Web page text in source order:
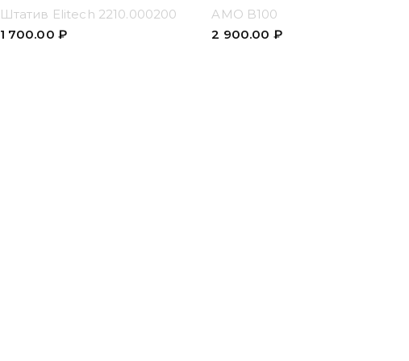
Штатив Elitech 2210.000200
1 700.00 ₽
AMO B100
2 900.00 ₽